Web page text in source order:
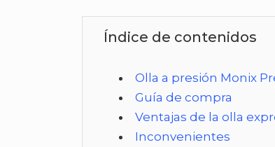
Índice de contenidos
Olla a presión Monix
Guía de compra
Ventajas de la olla
Inconvenientes